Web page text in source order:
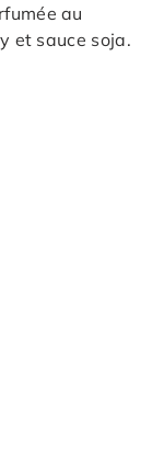
au
et sauce soja.